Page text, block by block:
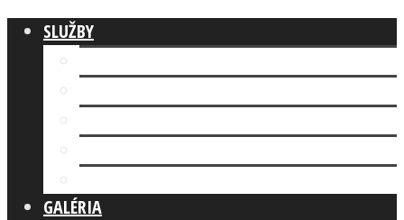
SLUŽBY
GALÉRIA